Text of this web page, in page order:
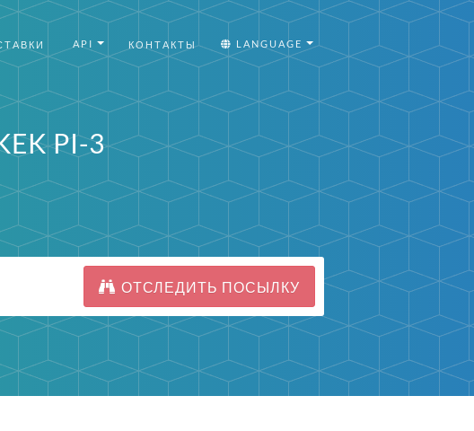
API КОНТАКТЫ LANGUAGE
PI-3
ОТСЛЕДИТЬ ПОСЫЛКУ